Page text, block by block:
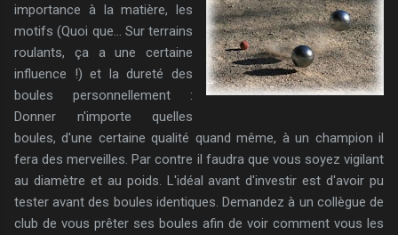
importance à la matière, les
motifs (Quoi que... Sur terrains
roulants, ça a une certaine
influence !) et la dureté des
boules personnellement :
Donner n'importe quelles
boules, d'une certaine qualité quand même, à un champion il
fera des merveilles. Par contre il faudra que vous soyez vigilant
au diamètre et au poids. L'idéal avant d'investir est d'avoir pu
tester avant des boules identiques. Demandez à un collègue de
club de vous prêter ses boules afin de voir comment vous les